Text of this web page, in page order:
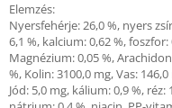
Elemzés:
Nyersfehérje: 26,0 %, nyers
6,1 %, kalcium: 0,62 %, foszfor:
Magnézium: 0,05 %,
%, Kolin: 3100,0 mg, Vas:
Jód: 5,0 mg, kálium: 0,9 %,